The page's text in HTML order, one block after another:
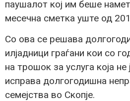
паушалот кој им беше
месечна сметка уште од
Со ова се решава
илјадници граѓани кои со
на трошок за услуга која не
исправа долгогодишна
семејства во Скопје.